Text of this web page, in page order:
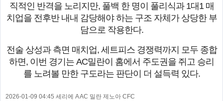
직적인 반격을 노리지만, 풀백 한 명이 풀리식과 1대1 매
치업을 전후반 내내 감당해야 하는 구조 자체가 상당한 부
담으로 작용한다.
전술 상성과 측면 매치업, 세트피스 경쟁력까지 모두 종합
하면, 이번 경기는 AC밀란이 홈에서 주도권을 쥐고 승리
를 노려볼 만한 구도라는 판단이 더 설득력 있다.
2026-01-09 04:45 세리에 A AC 밀란 제노아 CFC